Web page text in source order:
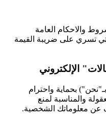
المادة (32) من الشروط والاحكام العامة
تسري على ضريبة القيمة
الإلكتروني
بحماية واحترام
والمناسبة لمنع
عن معلوماتك الشخصية.